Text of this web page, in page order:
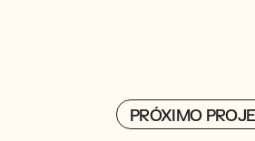
PRÓXIMO